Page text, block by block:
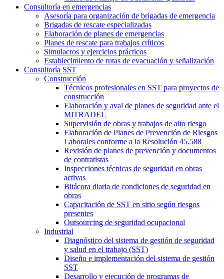
Consultoría en emergencias
Asesoría para organización de brigadas de emergencia
Brigadas de rescate especializadas
Elaboración de planes de emergencias
Planes de rescate para trabajos críticos
Simulacros y ejercicios prácticos
Establecimiento de rutas de evacuación y señalización
Consultoría SST
Construcción
Técnicos profesionales en SST para proyectos de
construcción
Elaboración y aval de planes de seguridad ante el
MITRADEL
Supervisión de obras y trabajos de alto riesgo
Elaboración de Planes de Prevención de Riesgos
Laborales conforme a la Resolución 45.588
Revisión de planes de prevención y documentos
de contratistas
Inspecciones técnicas de seguridad en obras
activas
Bitácora diaria de condiciones de seguridad en
obras
Capacitación de SST en sitio según riesgos
presentes
Outsourcing de seguridad ocupacional
Industrial
Diagnóstico del sistema de gestión de seguridad
y salud en el trabajo (SST)
Diseño e implementación del sistema de gestión
SST
Desarrollo y ejecución de programas de